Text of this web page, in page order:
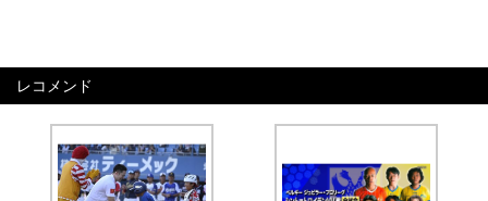
レコメンド